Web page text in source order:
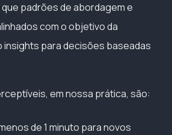
padrões de abordagem e
com o objetivo da
insights para decisões baseadas
em nossa prática, são:
de 1 minuto para novos